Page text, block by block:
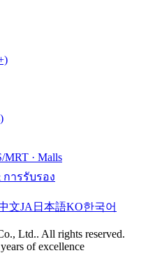
MRT · Malls
การรับรอง
文JA 日本語KO한국어
Ltd.. All rights reserved.
of excellence